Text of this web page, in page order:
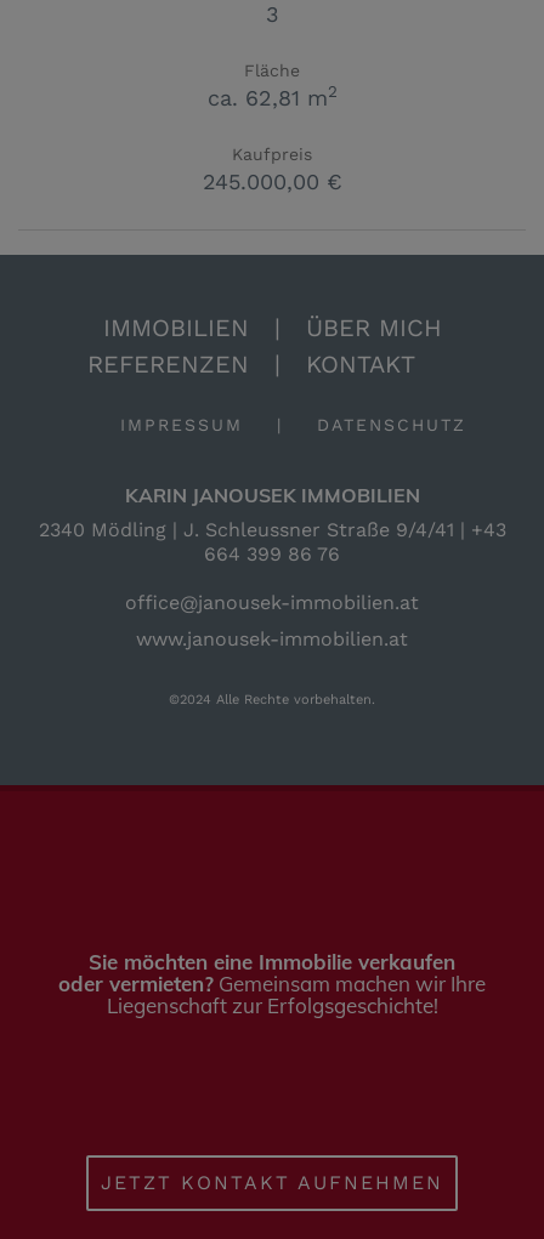
3
Fläche
ca. 62,81 m2
Kaufpreis
245.000,00 €
IMMOBILIEN |
ÜBER MICH
REFERENZEN | KONTAKT
IMPRESSUM | DATENSCHUTZ
KARIN JANOUSEK IMMOBILIEN
2340 Mödling | J. Schleussner Straße 9/4/41 | +43
664 399 86 76
office@janousek-immobilien.at
www.janousek-immobilien.at
©2024 Alle Rechte vorbehalten.
Sie möchten eine Immobilie verkaufen
oder vermieten? Gemeinsam machen wir Ihre
Liegenschaft zur Erfolgsgeschichte!
JETZT KONTAKT AUFNEHMEN